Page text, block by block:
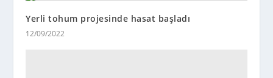
Yerli tohum projesinde hasat başladı
12/09/2022